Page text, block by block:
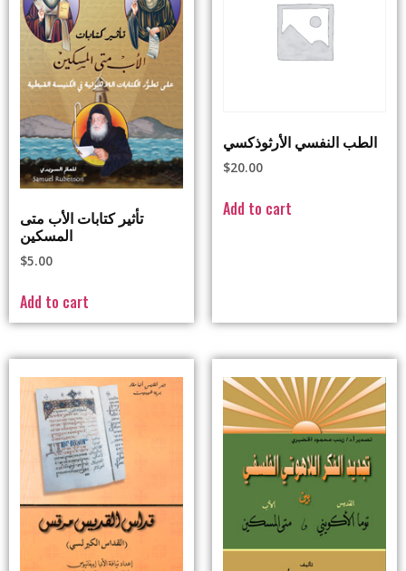
تأثير كتابات الأب متى
المسكين
$5.00
Add to cart
الطب النفسي الأرثوذكسي
$20.00
Add to cart